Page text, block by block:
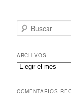
u
c
a
r
ARCHIVOS:
Archivos:
COMENTARIOS